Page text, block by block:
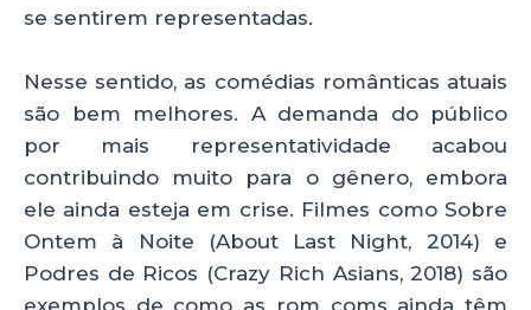
se sentirem representadas.
Nesse sentido, as comédias românticas atuais
são bem melhores. A demanda do público
por mais representatividade acabou
contribuindo muito para o gênero, embora
ele ainda esteja em crise. Filmes como Sobre
Ontem à Noite (About Last Night, 2014) e
Podres de Ricos (Crazy Rich Asians, 2018) são